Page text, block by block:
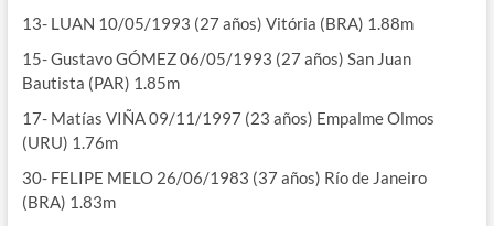
13- LUAN 10/05/1993 (27 años) Vitória (BRA) 1.88m
15- Gustavo GÓMEZ 06/05/1993 (27 años) San Juan
Bautista (PAR) 1.85m
17- Matías VIÑA 09/11/1997 (23 años) Empalme Olmos
(URU) 1.76m
30- FELIPE MELO 26/06/1983 (37 años) Río de Janeiro
(BRA) 1.83m